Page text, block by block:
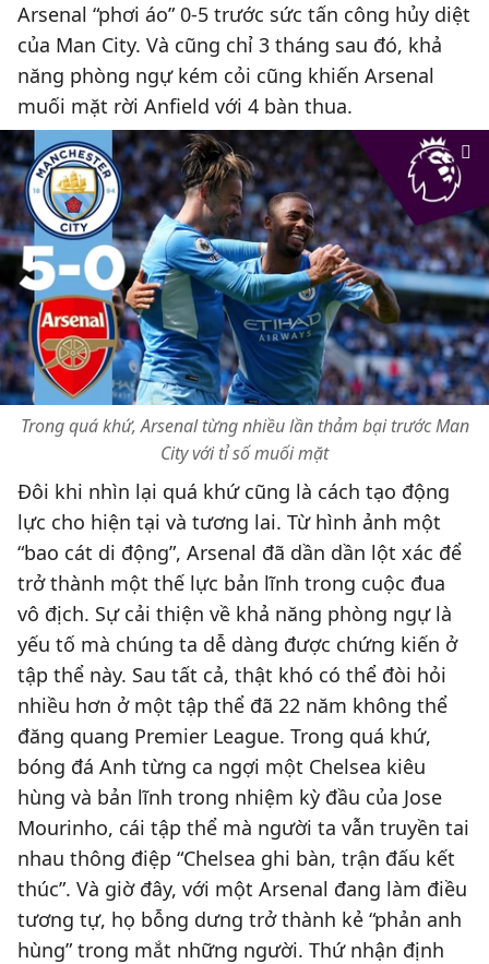
Arsenal “phơi áo” 0-5 trước sức tấn công hủy diệt
của Man City. Và cũng chỉ 3 tháng sau đó, khả
năng phòng ngự kém cỏi cũng khiến Arsenal
muối mặt rời Anfield với 4 bàn thua.
Trong quá khứ, Arsenal từng nhiều lần thảm bại trước Man
City với tỉ số muối mặt
Đôi khi nhìn lại quá khứ cũng là cách tạo động
lực cho hiện tại và tương lai. Từ hình ảnh một
“bao cát di động”, Arsenal đã dần dần lột xác để
trở thành một thế lực bản lĩnh trong cuộc đua
vô địch. Sự cải thiện về khả năng phòng ngự là
yếu tố mà chúng ta dễ dàng được chứng kiến ở
tập thể này. Sau tất cả, thật khó có thể đòi hỏi
nhiều hơn ở một tập thể đã 22 năm không thể
đăng quang Premier League. Trong quá khứ,
bóng đá Anh từng ca ngợi một Chelsea kiêu
hùng và bản lĩnh trong nhiệm kỳ đầu của Jose
Mourinho, cái tập thể mà người ta vẫn truyền tai
nhau thông điệp “Chelsea ghi bàn, trận đấu kết
thúc”. Và giờ đây, với một Arsenal đang làm điều
tương tự, họ bỗng dưng trở thành kẻ “phản anh
hùng” trong mắt những người. Thứ nhận định